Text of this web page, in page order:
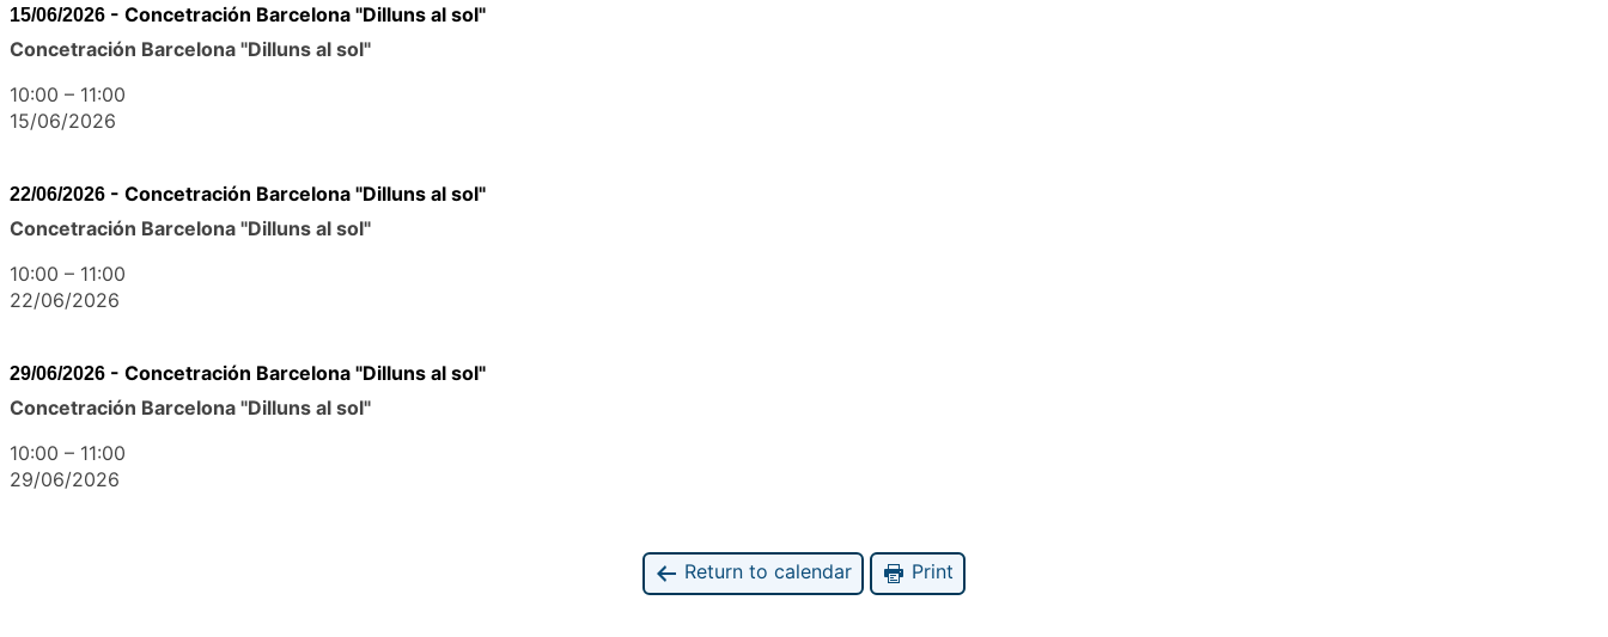
15/06/2026 - Concetración Barcelona "Dilluns al sol"
Concetración Barcelona "Dilluns al sol"
10:00 – 11:00
15/06/2026
22/06/2026 - Concetración Barcelona "Dilluns al sol"
Concetración Barcelona "Dilluns al sol"
10:00 – 11:00
22/06/2026
29/06/2026 - Concetración Barcelona "Dilluns al sol"
Concetración Barcelona "Dilluns al sol"
10:00 – 11:00
29/06/2026
Return to calendar Print